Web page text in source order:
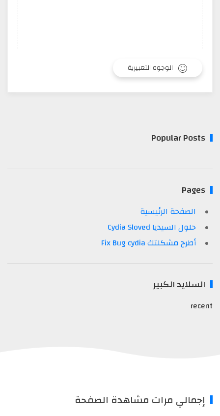
الوجوه التعبيرية
Popular Posts
Pages
الصفحة الرئيسية
حلول السيديا Cydia Sloved
أطرح مشكلتك Fix Bug cydia
السلايد الكبير
recent
إجمالي مرات مشاهدة الصفحة